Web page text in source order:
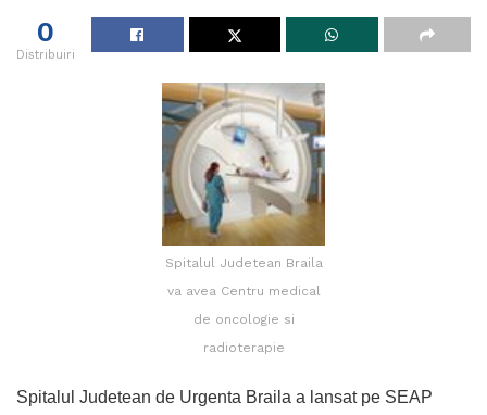
0
Distribuiri
Spitalul Judetean Braila
va avea Centru medical
de oncologie si
radioterapie
Spitalul Judetean de Urgenta Braila a lansat pe SEAP